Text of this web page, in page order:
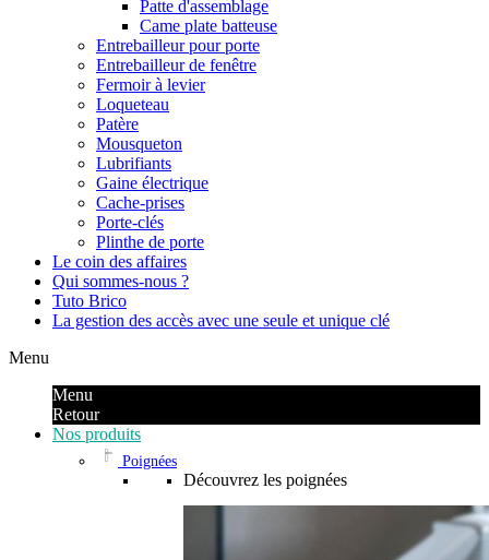
Patte d'assemblage
Came plate batteuse
Entrebailleur pour porte
Entrebailleur de fenêtre
Fermoir à levier
Loqueteau
Patère
Mousqueton
Lubrifiants
Gaine électrique
Cache-prises
Porte-clés
Plinthe de porte
Le coin des affaires
Qui sommes-nous ?
Tuto Brico
La gestion des accès avec une seule et unique clé
Menu
Menu
Retour
Nos produits
Poignées
Découvrez les poignées